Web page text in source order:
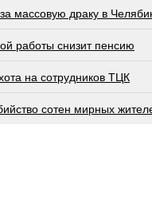
массовую драку в
работы снизит пенсию
на сотрудников ТЦК
сотен мирных